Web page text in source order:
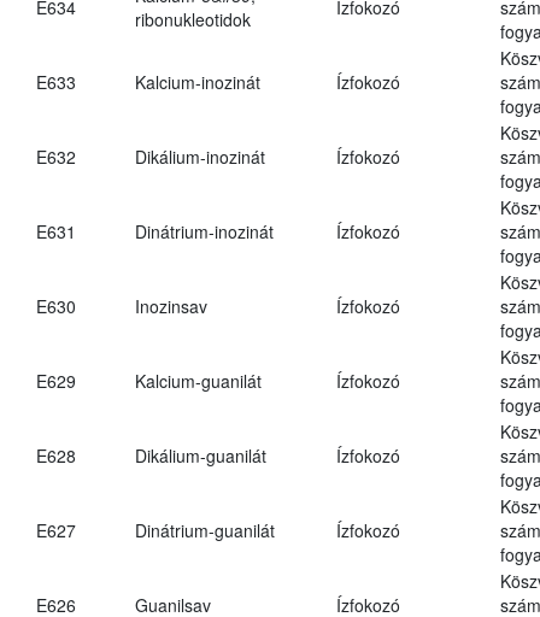
E634
ribonukleotidok
Ízfokozó
E633 Kalcium-inozinát Ízfokozó
E632 Dikálium-inozinát Ízfokozó
E631 Dinátrium-inozinát Ízfokozó
E630 Inozinsav Ízfokozó
E629 Kalcium-guanilát Ízfokozó
E628 Dikálium-guanilát Ízfokozó
E627 Dinátrium-guanilát Ízfokozó
E626 Guanilsav Ízfokozó